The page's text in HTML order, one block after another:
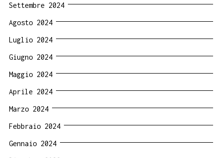
Settembre 2024
Agosto 2024
Luglio 2024
Giugno 2024
Maggio 2024
Aprile 2024
Marzo 2024
Febbraio 2024
Gennaio 2024